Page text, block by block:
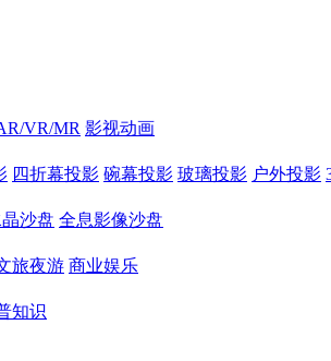
VR/MR 影视动画
四折幕投影 碗幕投影 玻璃投影 户外投影
沙盘 全息影像沙盘
旅夜游 商业娱乐
知识